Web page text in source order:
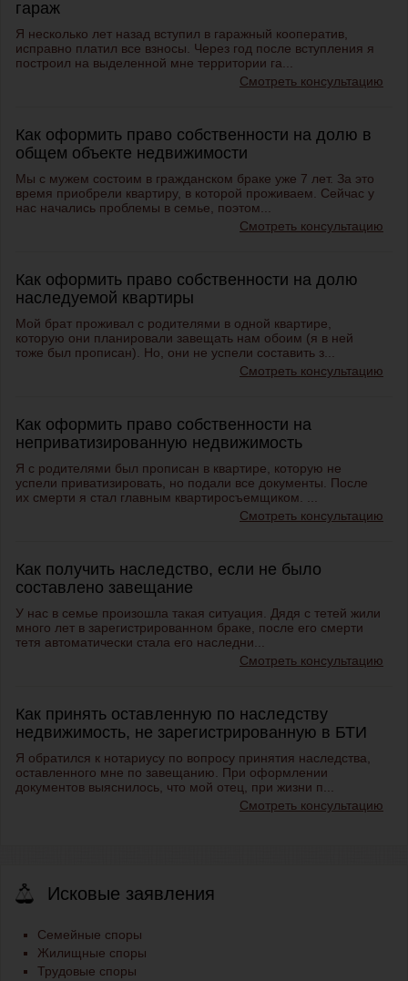
гараж
Я несколько лет назад вступил в гаражный кооператив,
исправно платил все взносы. Через год после вступления я
построил на выделенной мне территории га...
Смотреть консультацию
Как оформить право собственности на долю в
общем объекте недвижимости
Мы с мужем состоим в гражданском браке уже 7 лет. За это
время приобрели квартиру, в которой проживаем. Сейчас у
нас начались проблемы в семье, поэтом...
Смотреть консультацию
Как оформить право собственности на долю
наследуемой квартиры
Мой брат проживал с родителями в одной квартире,
которую они планировали завещать нам обоим (я в ней
тоже был прописан). Но, они не успели составить з...
Смотреть консультацию
Как оформить право собственности на
неприватизированную недвижимость
Я с родителями был прописан в квартире, которую не
успели приватизировать, но подали все документы. После
их смерти я стал главным квартиросъемщиком. ...
Смотреть консультацию
Как получить наследство, если не было
составлено завещание
У нас в семье произошла такая ситуация. Дядя с тетей жили
много лет в зарегистрированном браке, после его смерти
тетя автоматически стала его наследни...
Смотреть консультацию
Как принять оставленную по наследству
недвижимость, не зарегистрированную в БТИ
Я обратился к нотариусу по вопросу принятия наследства,
оставленного мне по завещанию. При оформлении
документов выяснилось, что мой отец, при жизни п...
Смотреть консультацию
Исковые заявления
Семейные споры
Жилищные споры
Трудовые споры